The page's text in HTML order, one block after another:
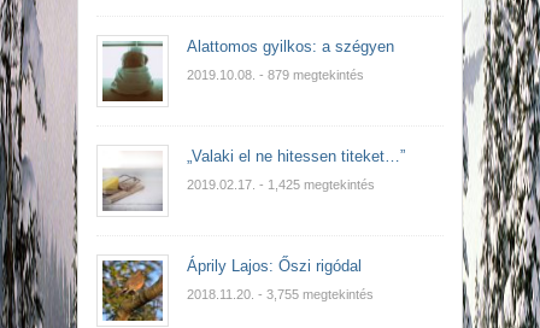
Alattomos gyilkos: a szégyen
2019.10.08. - 879 megtekintés
„Valaki el ne hitessen titeket…”
2019.02.17. - 1,425 megtekintés
Áprily Lajos: Őszi rigódal
2018.11.20. - 3,755 megtekintés